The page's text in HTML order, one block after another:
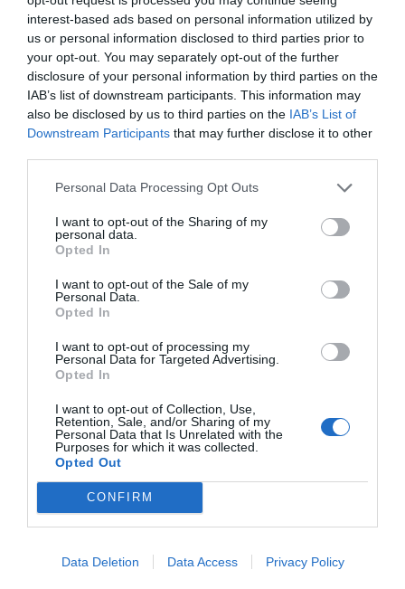
interest-based ads based on personal information utilized by
us or personal information disclosed to third parties prior to
your opt-out. You may separately opt-out of the further
disclosure of your personal information by third parties on the
IAB’s list of downstream participants. This information may
also be disclosed by us to third parties on the IAB’s List of
Downstream Participants that may further disclose it to other
Personal Data Processing Opt Outs
I want to opt-out of the Sharing of my
personal data.
Opted In
I want to opt-out of the Sale of my
Personal Data.
Opted In
I want to opt-out of processing my
Personal Data for Targeted Advertising.
Opted In
I want to opt-out of Collection, Use,
Retention, Sale, and/or Sharing of my
Personal Data that Is Unrelated with the
Purposes for which it was collected.
Opted Out
CONFIRM
Data Deletion Data Access Privacy Policy
Artículos anteriores
DIARIO DE LA CORRUPCIÓN SANCHISTA
Diario de la corrupción sanchista. La
Audiencia Nacional prorroga seis meses la
investigación del caso Koldo, ante el
ingente material incautado por la UCO
por Redacción
Artículos anteriores
Enormes minucias
por Eulogio López
El IBEX 35 cerró la sesión del miércoles en